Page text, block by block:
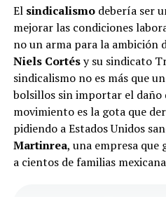
El sindicalismo debería ser
mejorar las condiciones
no un arma para la ambición
Niels Cortésy su sindicato
sindicalismo no es más que
bolsillos sin importar el daño
movimiento es la gota que
pidiendo a Estados Unidos
Martinrea, una empresa que
a cientos de familias